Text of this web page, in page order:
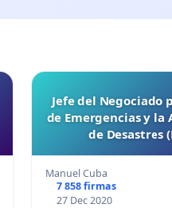
Jefe del Negociado
de Emergencias y
de Desastres
Manuel Cuba
7 858 firmas
27 Dec 2020